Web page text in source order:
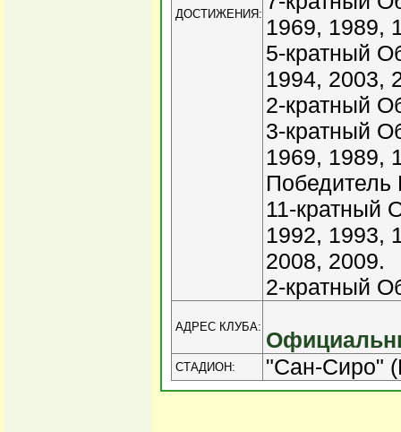
ДОСТИЖЕНИЯ:
1969, 1989,
5-кратный
1994, 2003,
2-кратный
3-кратный
1969, 1989,
Победитель
11-кратный
1992, 1993,
2008, 2009.
2-кратный
АДРЕС КЛУБА:
СТАДИОН: "Сан-Сиро"